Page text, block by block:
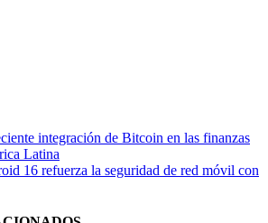
integración de Bitcoin en las finanzas
Latina
16 refuerza la seguridad de red móvil con